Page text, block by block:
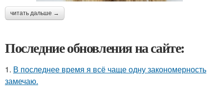
читать дальше →
Последние обновления на сайте:
1. В последнее время я всё чаще одну закономерность
замечаю.